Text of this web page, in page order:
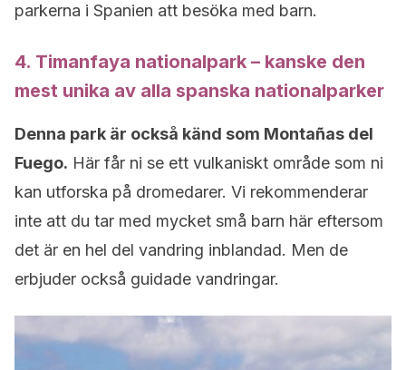
parkerna i Spanien att besöka med barn.
4. Timanfaya nationalpark – kanske den
mest unika av alla spanska nationalparker
Denna park är också känd som Montañas del
Fuego. Här får ni se ett vulkaniskt område som ni
kan utforska på dromedarer. Vi rekommenderar
inte att du tar med mycket små barn här eftersom
det är en hel del vandring inblandad. Men de
erbjuder också guidade vandringar.